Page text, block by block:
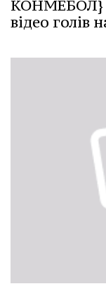
КОНМЕБОЛ}
відео голів